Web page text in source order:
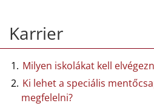
Karrier
Milyen iskolákat kell
Ki lehet a speciális
megfelelni?